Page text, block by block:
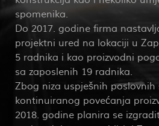
spomenika.
Do 2017. godine firma
projektni ured na lokaciji u
5 radnika i kao proizvodni
sa zaposlenih 19 radnika.
Zbog niza uspješnih poslovnih
kontinuiranog povećanja
2018. godine planira se